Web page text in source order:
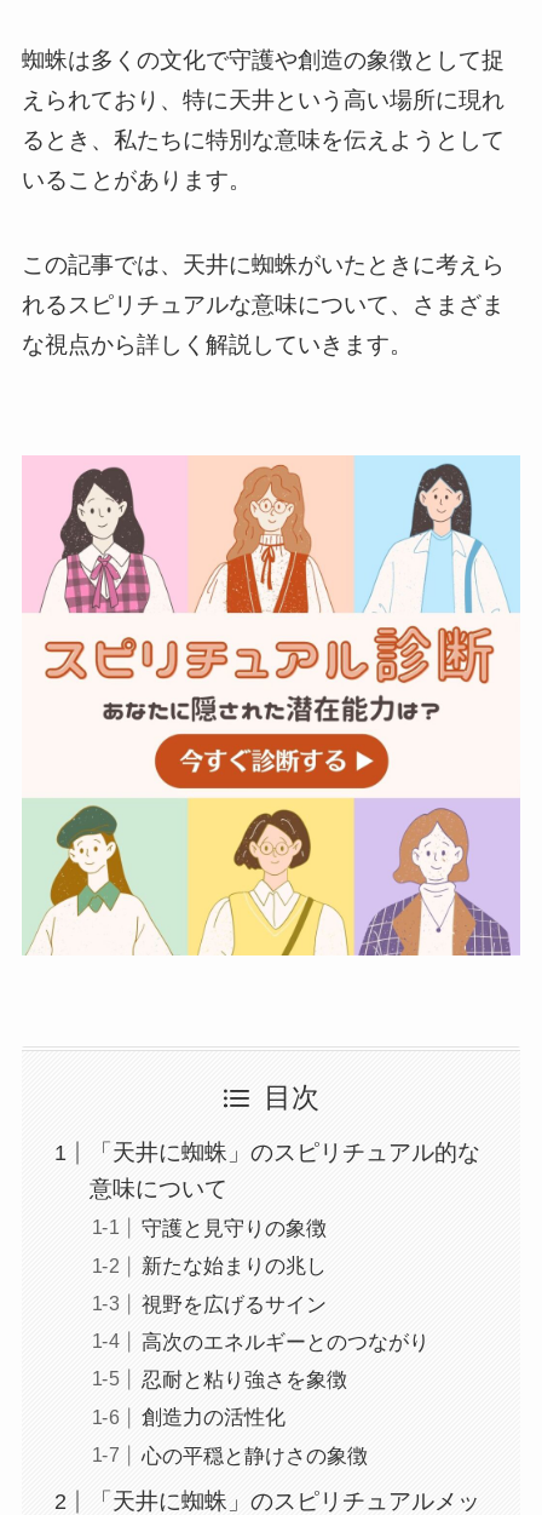
蜘蛛は多くの文化で守護や創造の象徴として捉
えられており、特に天井という高い場所に現れ
るとき、私たちに特別な意味を伝えようとして
いることがあります。
この記事では、天井に蜘蛛がいたときに考えら
れるスピリチュアルな意味について、さまざま
な視点から詳しく解説していきます。
目次
「天井に蜘蛛」のスピリチュアル的な
意味について
守護と見守りの象徴
新たな始まりの兆し
視野を広げるサイン
高次のエネルギーとのつながり
忍耐と粘り強さを象徴
創造力の活性化
心の平穏と静けさの象徴
「天井に蜘蛛」のスピリチュアルメッ